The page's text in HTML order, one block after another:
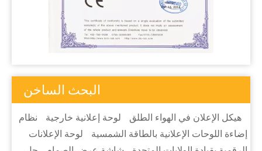
البحث الساخن
هيكل الإعلان في الهواء الطلق لوحة إعلانية خارجية
نظام
إضاءة اللوحات الإعلانية بالطاقة الشمسية
لوحة الإعلانات